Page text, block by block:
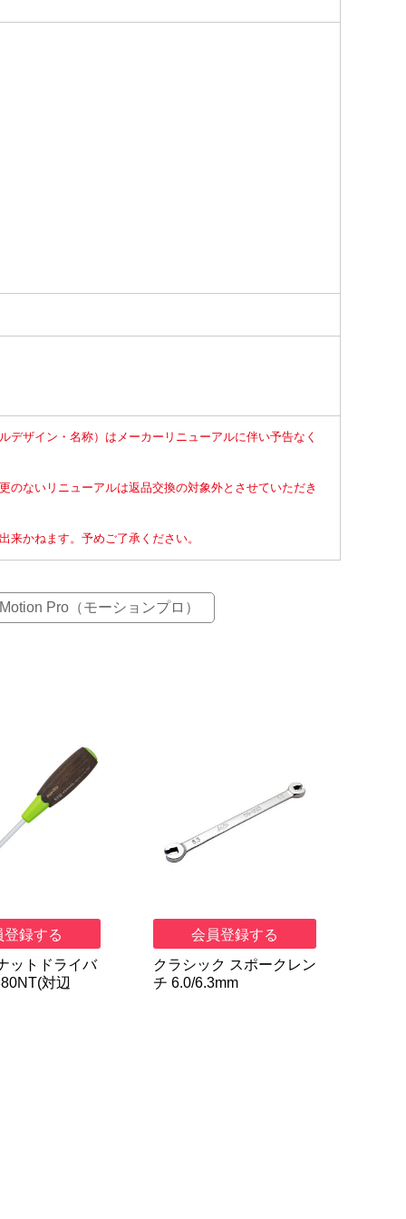
デザイン・名称）はメーカーリニューアルに伴い予告なく
のないリニューアルは返品交換の対象外とさせていただき
来かねます。予めご了承ください。
Motion Pro（モーションプロ）
登録する
ットドライバ
対辺
会員登録する
クラシック スポークレン
チ 6.0/6.3mm